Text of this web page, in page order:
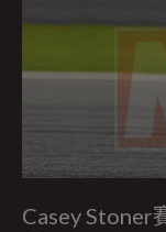
Casey Stoner